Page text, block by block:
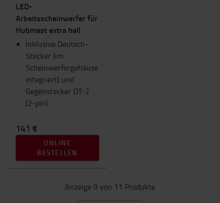
LED-
Arbeitsscheinwerfer für
Hubmast extra hell
Inklusive Deutsch-
Stecker (im
Scheinwerfergehäuse
integriert) und
Gegenstecker DT-2
(2-pin)
141 €
ONLINE
BESTELLEN
Anzeige 9 von 11 Produkte